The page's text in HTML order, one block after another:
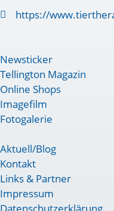
https://
Newsticker
Tellington Magazin
Online Shops
Imagefilm
Fotogalerie
Aktuell/Blog
Kontakt
Links & Partner
Impressum